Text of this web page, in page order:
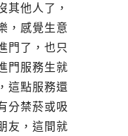
其他人了，
，感覺生意
門了，也只
門服務生就
這點服務還
分禁菸或吸
友，這間就